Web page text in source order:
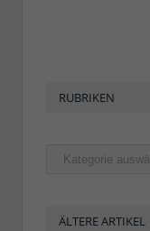
RUBRIKEN
Rubriken
ÄLTERE ARTIKEL